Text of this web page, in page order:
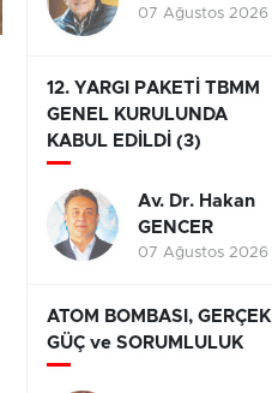
07 Ağustos 2026
12. YARGI PAKETİ TBMM
GENEL KURULUNDA
KABUL EDİLDİ (3)
Av. Dr. Hakan
GENCER
07 Ağustos 2026
ATOM BOMBASI, GERÇEK
GÜÇ ve SORUMLULUK